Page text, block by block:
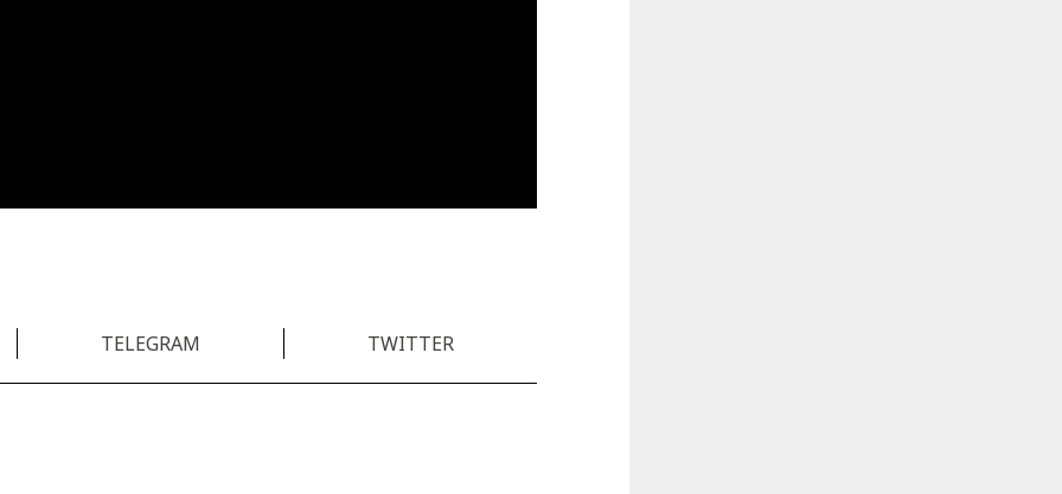
TELEGRAM TWITTER